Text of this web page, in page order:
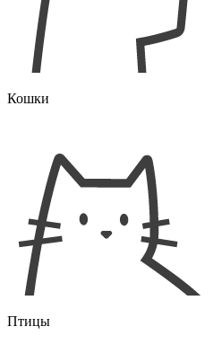
Кошки
Птицы